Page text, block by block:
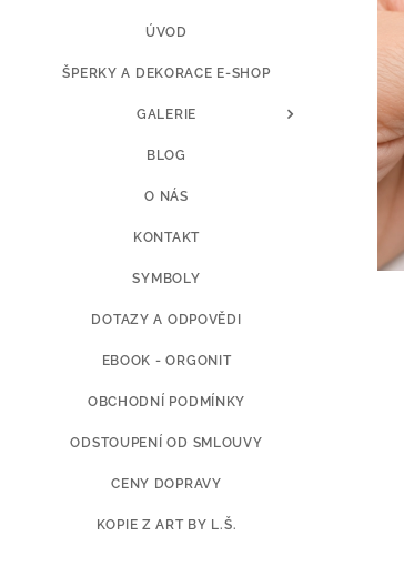
ÚVOD
ŠPERKY A DEKORACE E-SHOP
GALERIE
BLOG
O NÁS
KONTAKT
SYMBOLY
DOTAZY A ODPOVĚDI
EBOOK - ORGONIT
OBCHODNÍ PODMÍNKY
ODSTOUPENÍ OD SMLOUVY
CENY DOPRAVY
KOPIE Z ART BY L.Š.